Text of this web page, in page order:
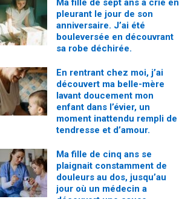
Ma fille de sept ans a crié en
pleurant le jour de son
anniversaire. J’ai été
bouleversée en découvrant
sa robe déchirée.
En rentrant chez moi, j’ai
découvert ma belle-mère
lavant doucement mon
enfant dans l’évier, un
moment inattendu rempli de
tendresse et d’amour.
Ma fille de cinq ans se
plaignait constamment de
douleurs au dos, jusqu’au
jour où un médecin a